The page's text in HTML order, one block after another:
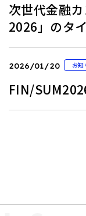
次世代金融
2026」のタ
2026/01/20 お知
FIN/